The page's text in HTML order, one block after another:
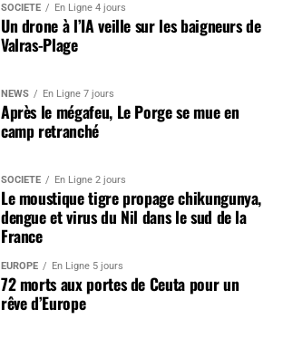
SOCIÉTÉ En Ligne 4 jours
Un drone à l’IA veille sur les baigneurs de
Valras-Plage
NEWS En Ligne 7 jours
Après le mégafeu, Le Porge se mue en
camp retranché
SOCIÉTÉ En Ligne 2 jours
Le moustique tigre propage chikungunya,
dengue et virus du Nil dans le sud de la
France
EUROPE En Ligne 5 jours
72 morts aux portes de Ceuta pour un
rêve d’Europe